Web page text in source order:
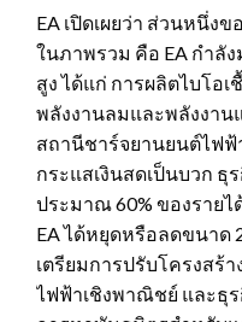
EA เปิดเผยว่า ส่วนหนึ่ง
ในภาพรวม คือ EA กำลั
สูง ได้แก่ การผลิตไบโอ
พลังงานลมและพลังงาน
สถานีชาร์จยานยนต์ไฟฟ้
กระแสเงินสดเป็นบวก ธุ
ประมาณ 60% ของราย
EA ได้หยุดหรือลดขนาด
เตรียมการปรับโครงสร้
ไฟฟ้าเชิงพาณิชย์ และธุ